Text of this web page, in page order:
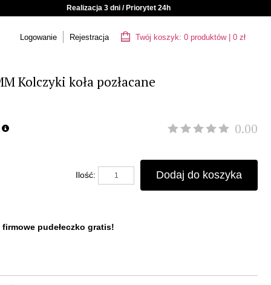
Realizacja 3 dni / Priorytet 24h
Logowanie Rejestracja Twój koszyk: 0 produktów| 0 zł
Kolczyki koła pozłacane
0.00
Ilość: Dodaj do koszyka
pudełeczko gratis!